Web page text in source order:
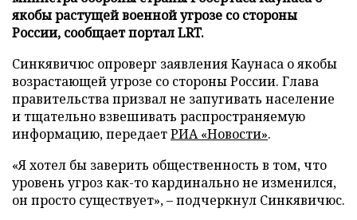
якобы растущей военной угрозе со стороны
России, сообщает портал LRT.
Синкявичюс опроверг заявления Каунаса о якобы
возрастающей угрозе со стороны России. Глава
правительства призвал не запугивать население
и тщательно взвешивать распространяемую
информацию, передаетРИА «Новости».
«Я хотел бы заверить общественность в том, что
уровень угроз как-то кардинально не изменился,
он просто существует», – подчеркнул Синкявичюс.